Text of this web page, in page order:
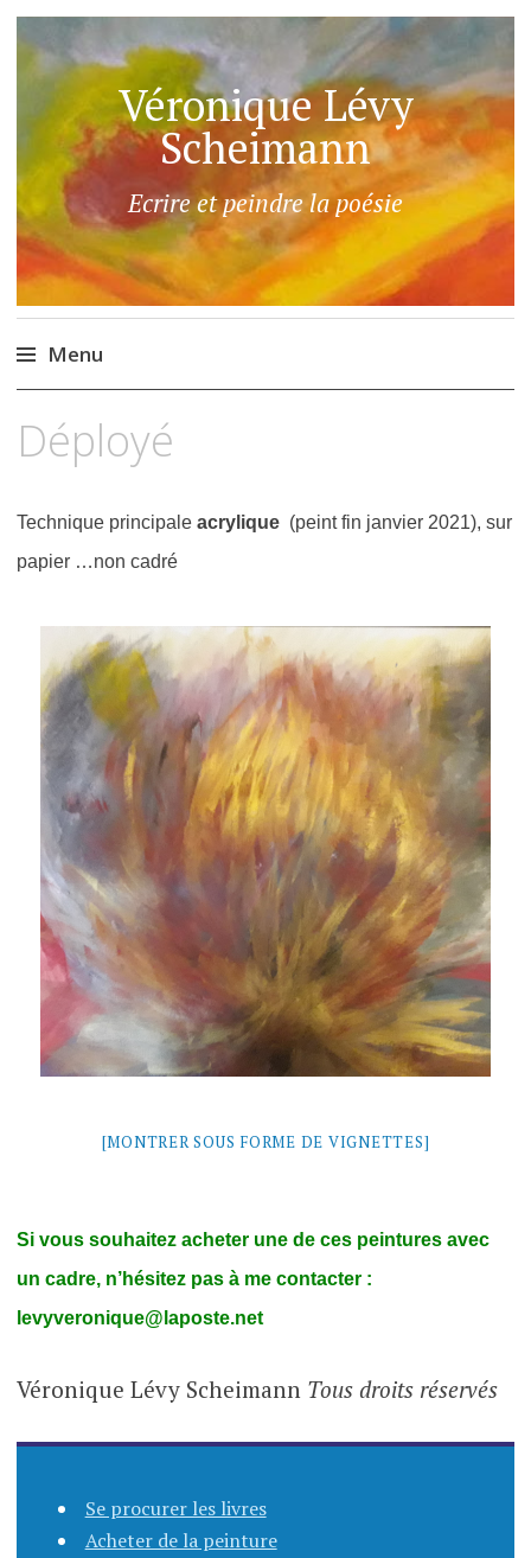
Véronique Lévy
Scheimann
Ecrire et peindre la poésie
Menu
au
contenu
Déployé
Technique principale acrylique(peintfin janvier 2021), sur
papier …non cadré
[MONTRER SOUS FORME DE VIGNETTES]
Si vous souhaitez acheter une de ces peintures avec
un cadre, n’hésitez pas à me contacter :
levyveronique@laposte.net
Véronique Lévy Scheimann Tous droits réservés
Se procurer les livres
Acheter de la peinture